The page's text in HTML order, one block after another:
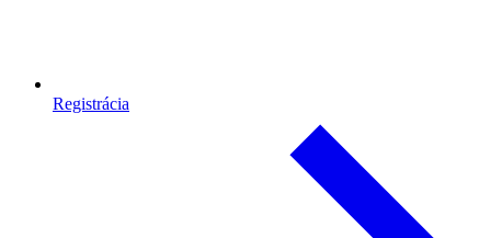
Registrácia